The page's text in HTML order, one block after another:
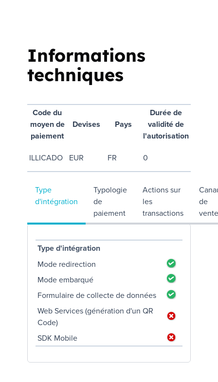
Informations
techniques
Code du
moyen de
paiement
Devises Pays
Durée de
validité de
l'autorisation
ILLICADO EUR FR 0
Type
d'intégration
Typologie
de
paiement
Actions sur
les
transactions
de
vente
Type d'intégration
Mode redirection
Mode embarqué
Formulaire de collecte de données
Web Services (génération d'un QR
Code)
SDK Mobile